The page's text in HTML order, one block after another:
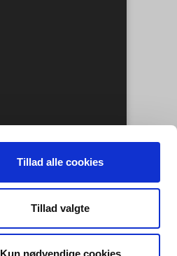
Tillad alle cookies
Tillad valgte
Kun nødvendige cookies